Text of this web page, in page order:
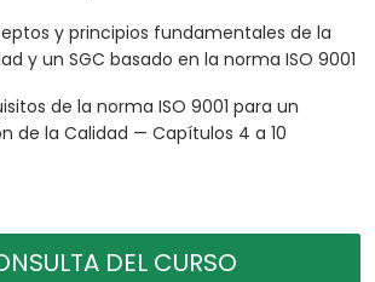
y principios fundamentales de la
y un SGC basado en la norma ISO 9001
de la norma ISO 9001 para un
de la Calidad — Capítulos 4 a 10
DEL CURSO